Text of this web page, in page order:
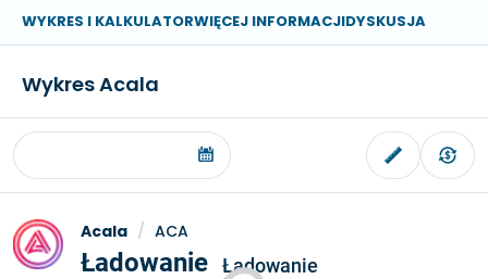
WYKRES I KALKULATORWIĘCEJ INFORMACJIDYSKUSJA
Wykres Acala
Acala / ACA
Ładowanie Ładowanie